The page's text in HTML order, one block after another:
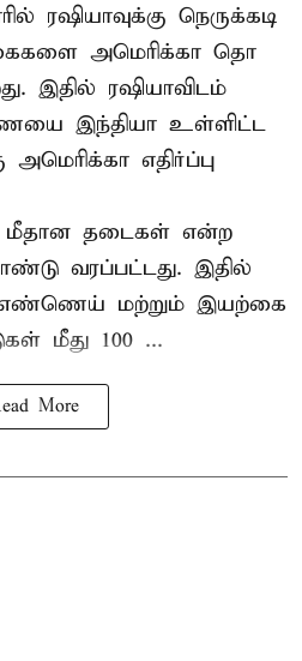
நெருக்கடி
அமெரிக்கா தொ
இதில் ரஷியாவிடம்
இந்தியா உள்ளிட்ட
எதிர்ப்பு
மீதான தடைகள் என்ற
வரப்பட்டது. இதில்
எண்ணெய் மற்றும் இயற்கை
மீது 100 ...
More